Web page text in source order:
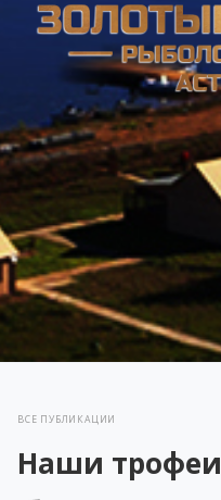
ВСЕ ПУБЛИКАЦИИ
Наши трофеи